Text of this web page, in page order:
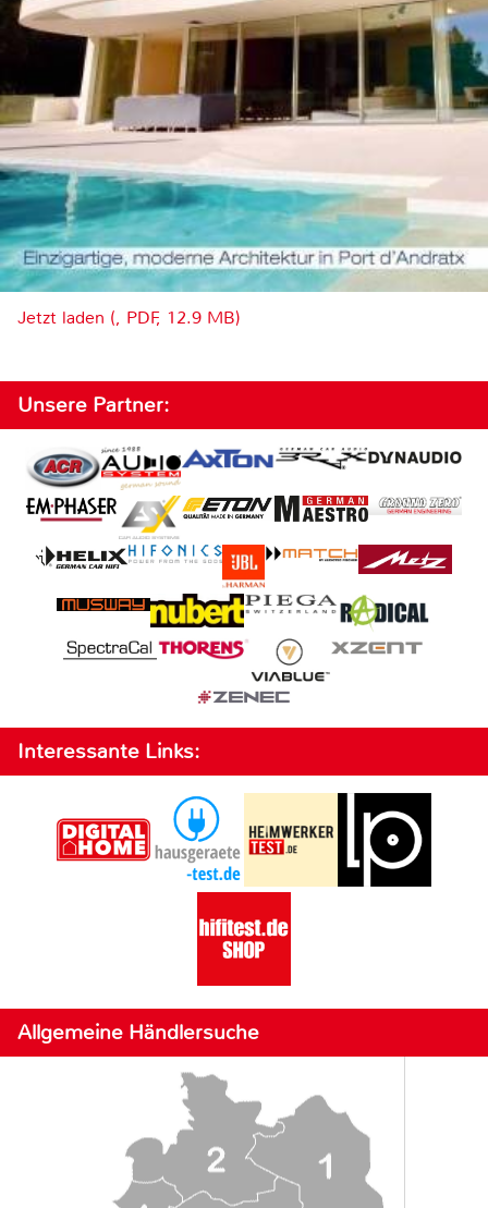
Jetzt laden (, PDF, 12.9 MB)
Unsere Partner:
Interessante Links:
Allgemeine Händlersuche